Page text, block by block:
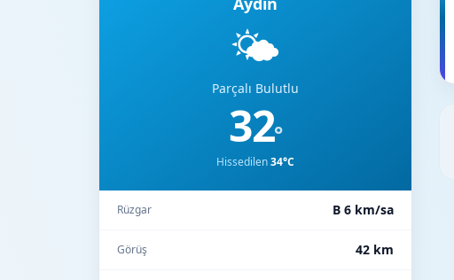
🌤️
Parçalı Bulutlu
32°
Hissedilen34°C
Rüzgar B 6 km/sa
Görüş 42 km